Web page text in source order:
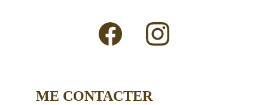
ME CONTACTER